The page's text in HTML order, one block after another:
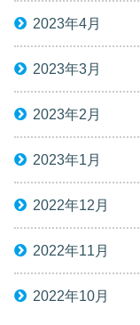
2023年4月
2023年3月
2023年2月
2023年1月
2022年12月
2022年11月
2022年10月